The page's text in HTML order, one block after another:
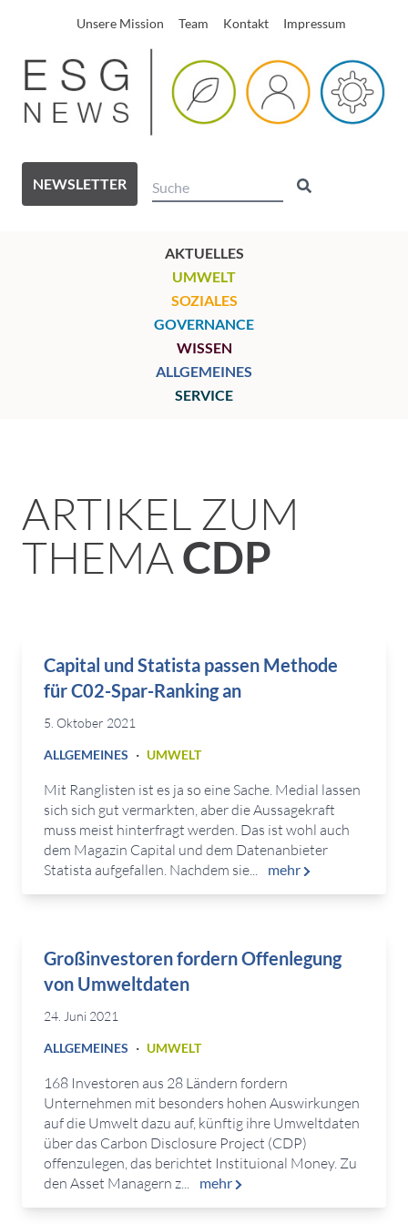
Unsere Mission Team Kontakt Impressum
NEWSLETTER
AKTUELLES
UMWELT
SOZIALES
GOVERNANCE
WISSEN
ALLGEMEINES
SERVICE
ARTIKEL ZUM
THEMACDP
Capital und Statista passen Methode
für C02-Spar-Ranking an
5. Oktober 2021
ALLGEMEINES · UMWELT
Mit Ranglisten ist es ja so eine Sache. Medial lassen
sich sich gut vermarkten, aber die Aussagekraft
muss meist hinterfragt werden. Das ist wohl auch
dem Magazin Capital und dem Datenanbieter
Statista aufgefallen. Nachdem sie...
mehr
Großinvestoren fordern Offenlegung
von Umweltdaten
24. Juni 2021
ALLGEMEINES · UMWELT
168 Investoren aus 28 Ländern fordern
Unternehmen mit besonders hohen Auswirkungen
auf die Umwelt dazu auf, künftig ihre Umweltdaten
über das Carbon Disclosure Project (CDP)
offenzulegen, das berichtet Instituional Money. Zu
den Asset Managern z...
mehr